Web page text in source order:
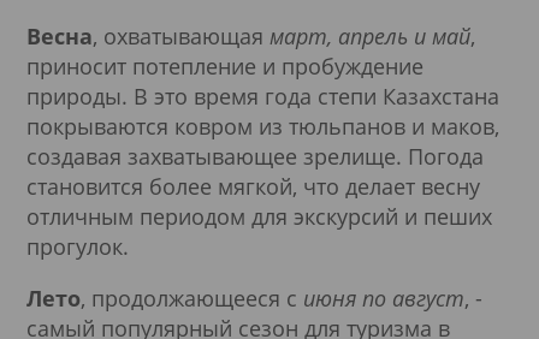
Весна, охватывающая март, апрель и май,
приносит потепление и пробуждение
природы. В это время года степи Казахстана
покрываются ковром из тюльпанов и маков,
создавая захватывающее зрелище. Погода
становится более мягкой, что делает весну
отличным периодом для экскурсий и пеших
прогулок.
Лето, продолжающееся с июня по август, -
самый популярный сезон для туризма в